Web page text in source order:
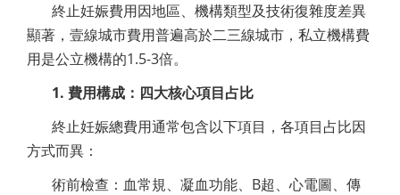
終止妊娠費用因地區、機構類型及技術復雜度差異
顯著，壹線城市費用普遍高於二三線城市，私立機構費
用是公立機構的1.5-3倍。
1. 費用構成：四大核心項目占比
終止妊娠總費用通常包含以下項目，各項目占比因
方式而異：
術前檢查：血常規、凝血功能、B超、心電圖、傳